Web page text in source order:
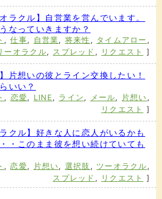
オラクル】自営業を営んでいます。
なっていきますか？
,仕事, 自営業, 将来性 , タイムアロー ,
ーオラクル, スプレッド , リクエスト ]
】片想いの彼とライン交換したい！
いい？
, 恋愛, LINE , ライン , メール, 片想い ,
リクエスト
]
ラクル】好きな人に恋人がいるかも
・このまま彼を想い続けていても
,恋愛, 片想い, 選択肢 , ツーオラクル ,
スプレッド , リクエスト ]